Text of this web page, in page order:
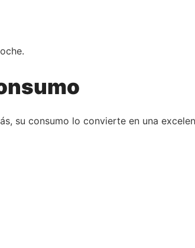
su consumo lo convierte en una